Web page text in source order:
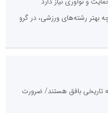
رشته‌های ورزشی، در گرو
تاریخی بافق هستند/ ضرورت